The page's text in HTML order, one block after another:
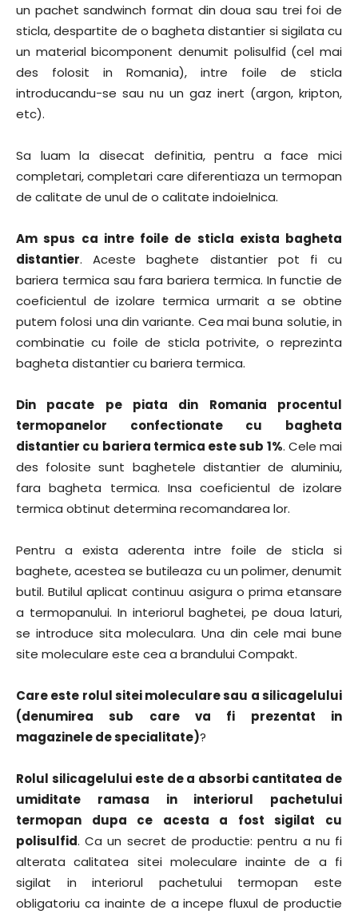
un pachet sandwinch format din doua sau trei foi de
sticla, despartite de o bagheta distantier si sigilata cu
un material bicomponent denumit polisulfid (cel mai
des folosit in Romania), intre foile de sticla
introducandu-se sau nu un gaz inert (argon, kripton,
etc).
Sa luam la disecat definitia, pentru a face mici
completari, completari care diferentiaza un termopan
de calitate de unul de o calitate indoielnica.
Am spus ca intre foile de sticla exista bagheta
distantier. Aceste baghete distantier pot fi cu
bariera termica sau fara bariera termica. In functie de
coeficientul de izolare termica urmarit a se obtine
putem folosi una din variante. Cea mai buna solutie, in
combinatie cu foile de sticla potrivite, o reprezinta
bagheta distantier cu bariera termica.
Din pacate pe piata din Romania procentul
termopanelor confectionate cu bagheta
distantier cu bariera termica este sub 1%. Cele mai
des folosite sunt baghetele distantier de aluminiu,
fara bagheta termica. Insa coeficientul de izolare
termica obtinut determina recomandarea lor.
Pentru a exista aderenta intre foile de sticla si
baghete, acestea se butileaza cu un polimer, denumit
butil. Butilul aplicat continuu asigura o prima etansare
a termopanului. In interiorul baghetei, pe doua laturi,
se introduce sita moleculara. Una din cele mai bune
site moleculare este cea a brandului Compakt.
Care este rolul sitei moleculare sau a silicagelului
(denumirea sub care va fi prezentat in
magazinele de specialitate)?
Rolul silicagelului este de a absorbi cantitatea de
umiditate ramasa in interiorul pachetului
termopan dupa ce acesta a fost sigilat cu
polisulfid. Ca un secret de productie: pentru a nu fi
alterata calitatea sitei moleculare inainte de a fi
sigilat in interiorul pachetului termopan este
obligatoriu ca inainte de a incepe fluxul de productie